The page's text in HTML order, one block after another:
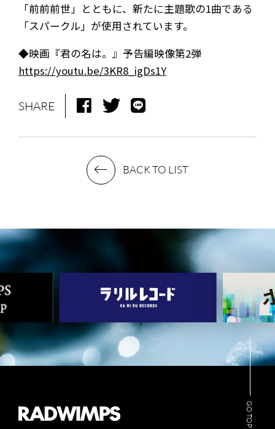
ARCHIVES
WIMP'S REPO
「前前前世」とともに、新たに主題歌の1曲である
「スパークル」が使用されています。
◆映画『君の名は。』予告編映像第2弾
https://youtu.be/3KR8_igDs1Y
SHARE
BACK TO LIST
GO TOP